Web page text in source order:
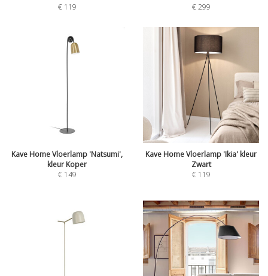
€ 119
€299
Kave Home Vloerlamp 'Natsumi',
kleur Koper
€ 149
Kave Home Vloerlamp 'Ikia' kleur
Zwart
€ 119